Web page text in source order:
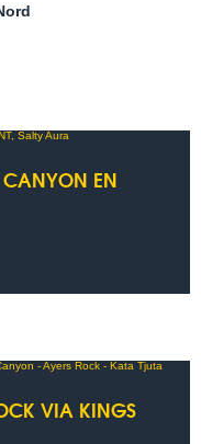
CANYON EN
VIA KINGS